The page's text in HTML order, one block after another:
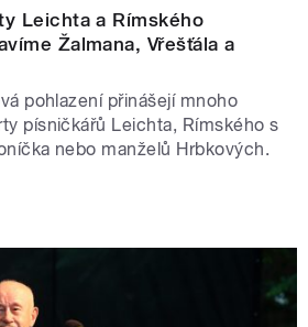
Leichta a Rímského
Žalmana, Vřešťála a
pohlazení přinášejí mnoho
písničkářů Leichta, Rímského s
nebo manželů Hrbkových.